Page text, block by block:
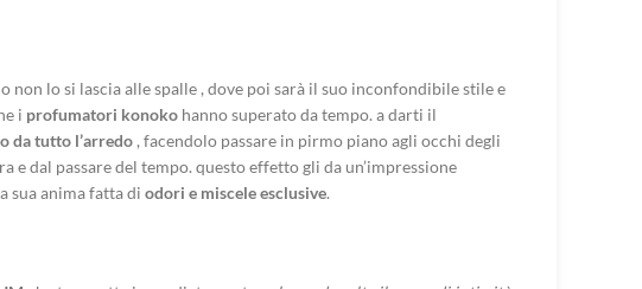
non lo si lascia alle spalle , dove poi sarà il suo inconfondibile stile e
i profumatori konoko hanno superato da tempo. a darti il
da tutto l’arredo , facendolo passare in pirmo piano agli occhi degli
e dal passare del tempo. questo effetto gli da un’impressione
sua anima fatta di odori e miscele esclusive.